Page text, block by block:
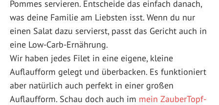
Pommes servieren. Entscheide das einfach danach,
was deine Familie am Liebsten isst. Wenn du nur
einen Salat dazu servierst, passt das Gericht auch in
eine Low-Carb-Ernährung.
Wir haben jedes Filet in eine eigene, kleine
Auflaufform gelegt und überbacken. Es funktioniert
aber natürlich auch perfekt in einer großen
Auflaufform. Schau doch auch im mein ZauberTopf-